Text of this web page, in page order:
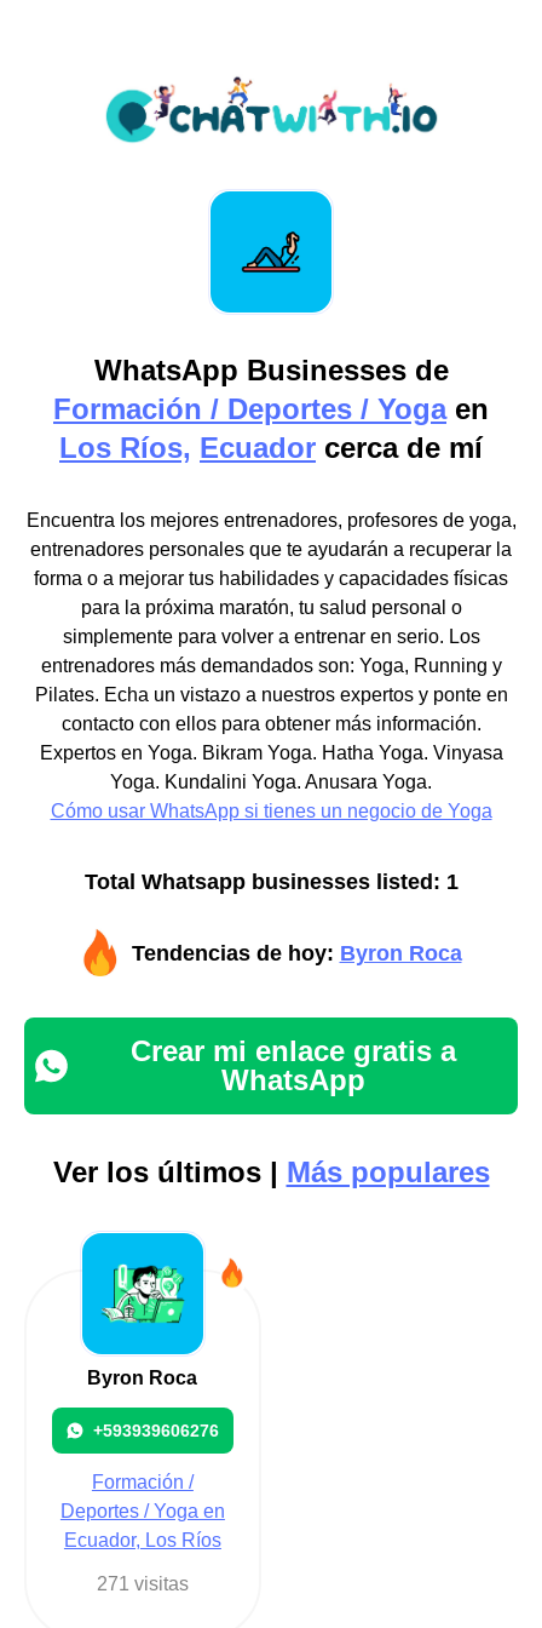
WhatsApp Businesses de
Formación / Deportes / Yogaen
Los Ríos, Ecuador cerca de mí
Encuentra los mejores entrenadores, profesores de yoga,
entrenadores personales que te ayudarán a recuperar la
forma o a mejorar tus habilidades y capacidades físicas
para la próxima maratón, tu salud personal o
simplemente para volver a entrenar en serio. Los
entrenadores más demandados son: Yoga, Running y
Pilates. Echa un vistazo a nuestros expertos y ponte en
contacto con ellos para obtener más información.
Expertos en Yoga. Bikram Yoga. Hatha Yoga. Vinyasa
Yoga. Kundalini Yoga. Anusara Yoga.
Cómo usar WhatsApp si tienes un negocio de Yoga
Total Whatsapp businesses listed: 1
Tendencias de hoy: Byron Roca
Crear mi enlace gratis a
WhatsApp
Ver los últimos | Más populares
Byron Roca
+593939606276
Formación /
Deportes / Yoga en
Ecuador, Los Ríos
271 visitas